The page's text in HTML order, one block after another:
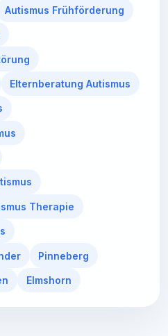
Autismus Frühförderung
Elternberatung Autismus
Therapie
Pinneberg
Elmshorn